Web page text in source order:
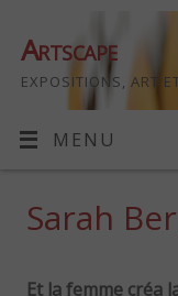
Artscape
EXPOSITIONS, ART
MENU
Sarah
Et la femme créa